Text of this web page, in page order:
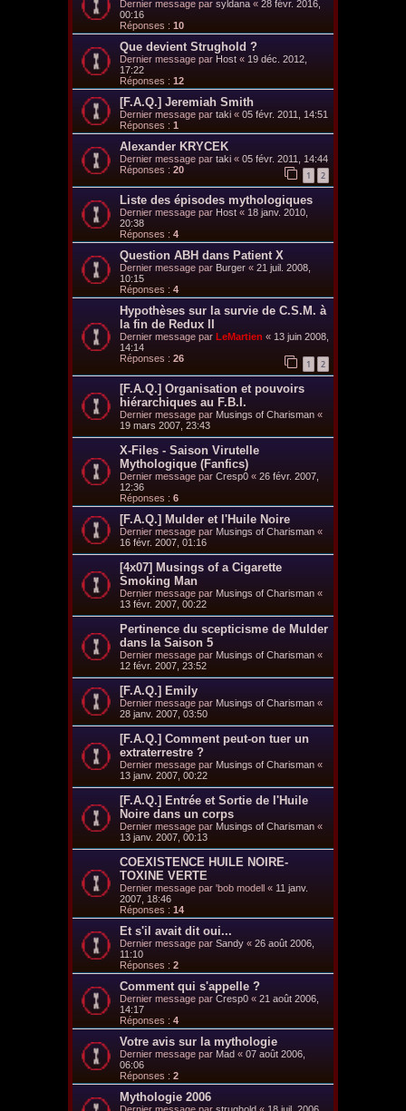
Dernier message par syldana « 28 févr. 2016,
00:16
Réponses : 10
Que devient Strughold ?
Dernier message par Host « 19 déc. 2012,
17:22
Réponses : 12
[F.A.Q.] Jeremiah Smith
Dernier message par taki « 05 févr. 2011, 14:51
Réponses : 1
Alexander KRYCEK
Dernier message par taki « 05 févr. 2011, 14:44
Réponses : 20 1 2
Liste des épisodes mythologiques
Dernier message par Host « 18 janv. 2010,
20:38
Réponses : 4
Question ABH dans Patient X
Dernier message par Burger « 21 juil. 2008,
10:15
Réponses : 4
Hypothèses sur la survie de C.S.M. à
la fin de Redux II
Dernier message par LeMartien « 13 juin 2008,
14:14
Réponses : 26 1 2
[F.A.Q.] Organisation et pouvoirs
hiérarchiques au F.B.I.
Dernier message par Musings of Charisman «
19 mars 2007, 23:43
X-Files - Saison Virutelle
Mythologique (Fanfics)
Dernier message par Cresp0 « 26 févr. 2007,
12:36
Réponses : 6
[F.A.Q.] Mulder et l'Huile Noire
Dernier message par Musings of Charisman «
16 févr. 2007, 01:16
[4x07] Musings of a Cigarette
Smoking Man
Dernier message par Musings of Charisman «
13 févr. 2007, 00:22
Pertinence du scepticisme de Mulder
dans la Saison 5
Dernier message par Musings of Charisman «
12 févr. 2007, 23:52
[F.A.Q.] Emily
Dernier message par Musings of Charisman «
28 janv. 2007, 03:50
[F.A.Q.] Comment peut-on tuer un
extraterrestre ?
Dernier message par Musings of Charisman «
13 janv. 2007, 00:22
[F.A.Q.] Entrée et Sortie de l'Huile
Noire dans un corps
Dernier message par Musings of Charisman «
13 janv. 2007, 00:13
COEXISTENCE HUILE NOIRE-
TOXINE VERTE
Dernier message par 'bob modell « 11 janv.
2007, 18:46
Réponses : 14
Et s'il avait dit oui...
Dernier message par Sandy « 26 août 2006,
11:10
Réponses : 2
Comment qui s'appelle ?
Dernier message par Cresp0 « 21 août 2006,
14:17
Réponses : 4
Votre avis sur la mythologie
Dernier message par Mad « 07 août 2006,
06:06
Réponses : 2
Mythologie 2006
Dernier message par strughold « 18 juil. 2006,